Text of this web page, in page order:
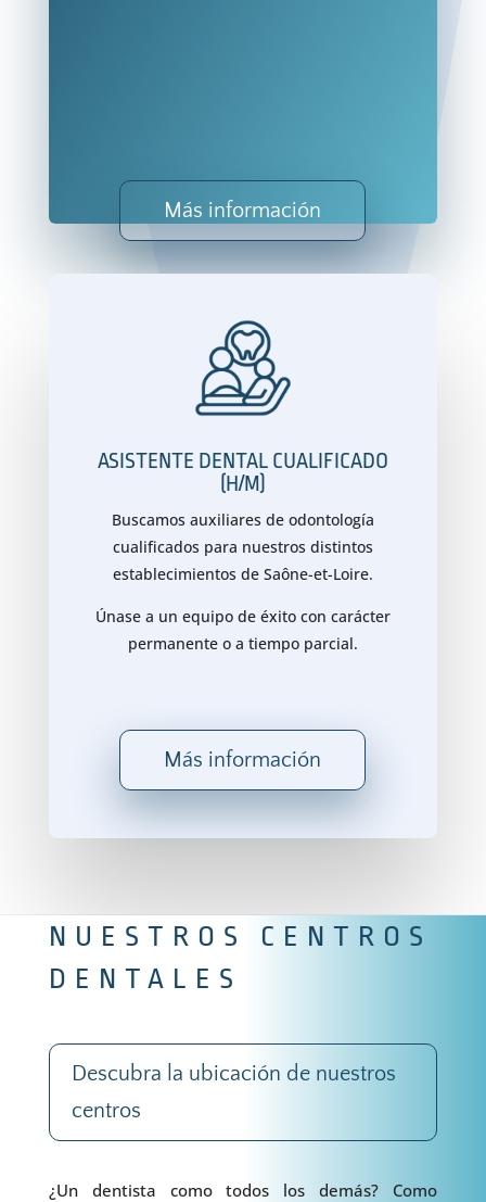
Más información
ASISTENTE DENTAL CUALIFICADO
(H/M)
Buscamos auxiliares de odontología
cualificados para nuestros distintos
establecimientos de Saône-et-Loire.
Únase a un equipo de éxito con carácter
permanente o a tiempo parcial.
Más información
NUESTROS CENTROS
DENTALES
Descubra la ubicación de nuestros
centros
¿Un dentista como todos los demás? Como